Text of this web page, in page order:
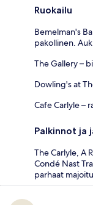
Ruokailu
Bemelman's
pakollinen.
The Gallery –
Dowling's at
Cafe Carlyle –
Palkinnot ja
The Carlyle, A
Condé Nast
parhaat